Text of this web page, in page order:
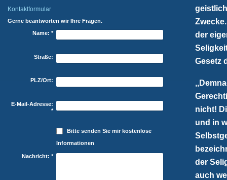
der
Gesetz
nicht!
und in
der
auch
Kontaktformular
Gerne beantworten wir Ihre Fragen.
Name: *
Straße:
PLZ/Ort:
E-Mail-Adresse:
*
Bitte senden Sie mir kostenlose
Informationen
Nachricht: *